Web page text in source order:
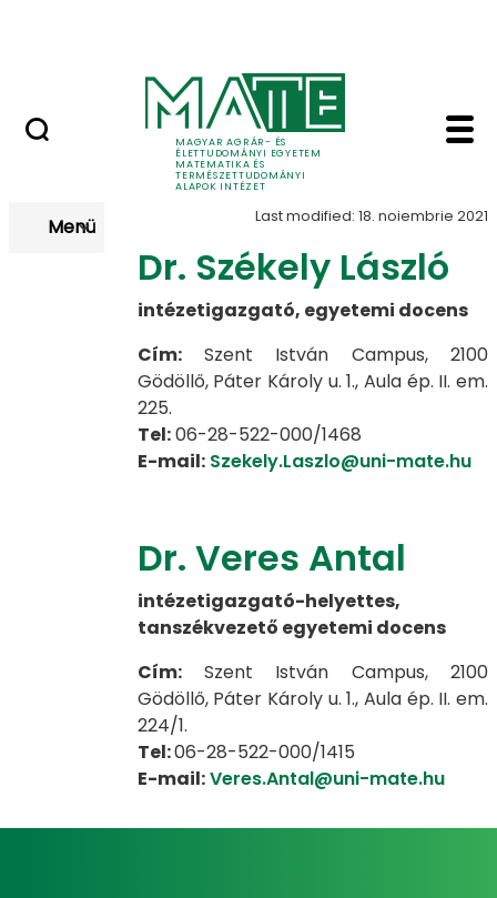
MAGYAR AGRÁR- ÉS
ÉLETTUDOMÁNYI EGYETEM
MATEMATIKA ÉS
TERMÉSZETTUDOMÁNYI
ALAPOK INTÉZET
Vezetők -Vezetők
Menü Last modified: 18. noiembrie 2021
Dr. Székely László
intézetigazgató, egyetemi docens
Cím:Szent István Campus, 2100
Gödöllő, Páter Károly u. 1., Aula ép. II. em.
225.
Tel:06-28-522-000/1468
E-mail: Szekely.Laszlo@uni-mate.hu
Dr. Veres Antal
intézetigazgató-helyettes,
tanszékvezető egyetemi docens
Cím:Szent István Campus, 2100
Gödöllő, Páter Károly u. 1., Aula ép. II. em.
224/1.
Tel:06-28-522-000/1415
E-mail:Veres.Antal@uni-mate.hu